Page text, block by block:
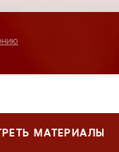
МАТЕРИАЛЫ